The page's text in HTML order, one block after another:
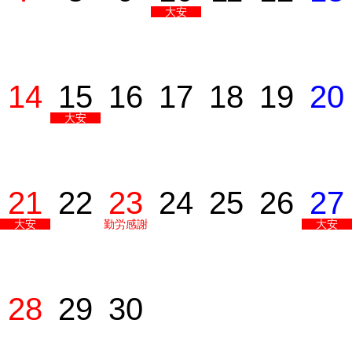
大安
14 15
大安
16 17 18 19 20
21
大安
22 23
勤労感謝
24 25 26 27
大安
28 29 30